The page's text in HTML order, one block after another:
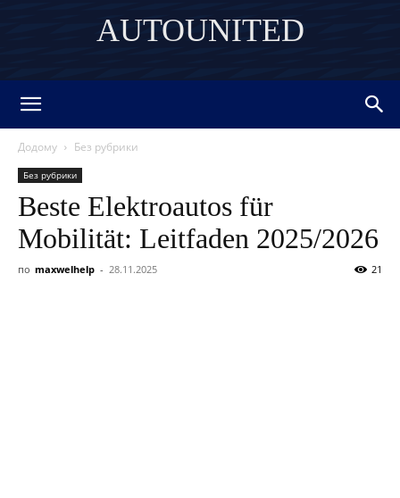
AUTOUNITED
Додому Без рубрики
Без рубрики
Beste Elektroautos für
Mobilität: Leitfaden 2025/2026
по maxwelhelp - 28.11.2025 21